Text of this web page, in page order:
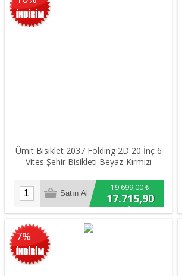
Ümit Bisiklet 2037 Folding 2D 20 İnç 6
Vites Şehir Bisikleti Beyaz-Kırmızı
19.699,00 ₺
17.715,90
₺
7%